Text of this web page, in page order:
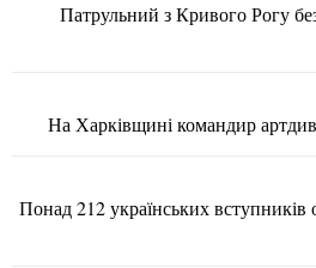
Патрульний з Кривого Рогу
На Харківщині командир
Понад 212 українських вступників